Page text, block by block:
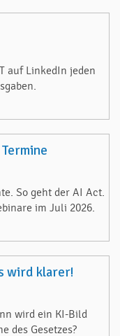
auf LinkedIn jeden
So geht der AI Act.
im Juli 2026.
wird klarer!
wird ein KI-Bild
des Gesetzes?